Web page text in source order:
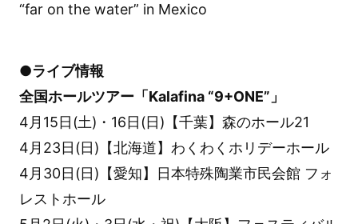
“far on the water” in Mexico
●ライブ情報
全国ホールツアー「Kalafina “9+ONE”」
4月15日(土)・16日(日)【千葉】森のホール21
4月23日(日)【北海道】わくわくホリデーホール
4月30日(日)【愛知】日本特殊陶業市民会館 フォ
レストホール